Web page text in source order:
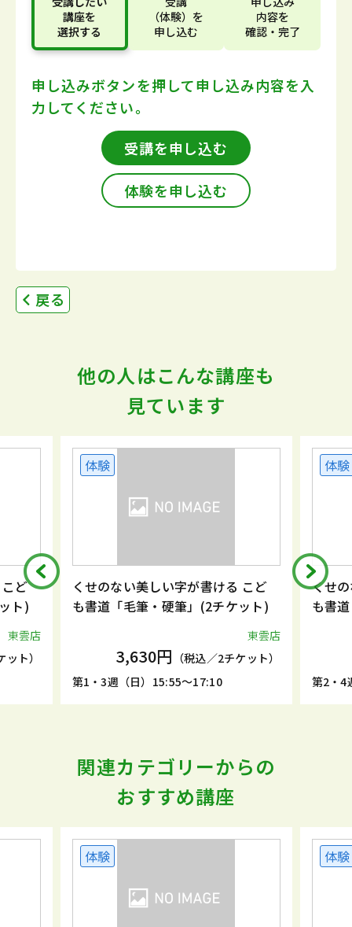
講座を
選択する
（体験） を
申し込む
内容を
確認・完了
申し込みボタンを押して申し込み内容を入
力してください。
受講を申し込む
体験を申し込む
戻る
他の人はこんな講座も
見ています
ど
ト)
東雲店
ト）
体験
くせのない美しい字が書ける こど
も書道「毛筆・硬筆」(2チケット)
東雲店
3,630円 （税込／2チケット）
第1・3週（日）15:55～17:10
体験
くせ
も書
第2・4
関連カテゴリーからの
おすすめ講座
体験 体験